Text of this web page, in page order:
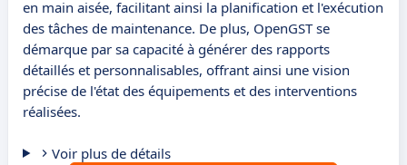
en main aisée, facilitant ainsi la planification et l'exécution
des tâches de maintenance. De plus, OpenGST se
démarque par sa capacité à générer des rapports
détaillés et personnalisables, offrant ainsi une vision
précise de l'état des équipements et des interventions
réalisées.
Voir plus de détails